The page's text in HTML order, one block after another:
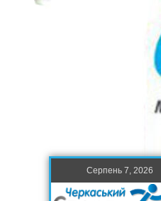
Серпень 7, 2026